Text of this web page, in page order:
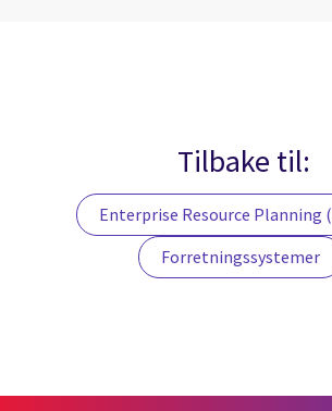
Tilbake til:
Enterprise Resource Planning
Forretningssystemer